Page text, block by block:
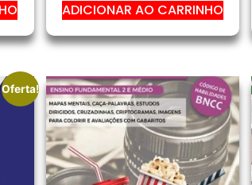
ADICIONAR AO CARRINHO
Oferta!